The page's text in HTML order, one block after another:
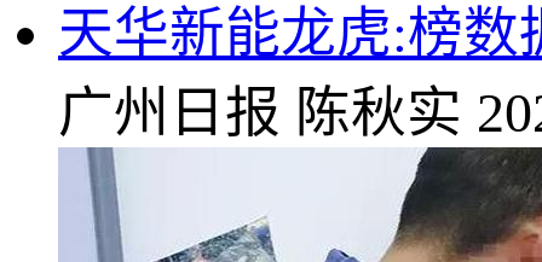
天华新能龙虎:榜数
广州日报 陈秋实